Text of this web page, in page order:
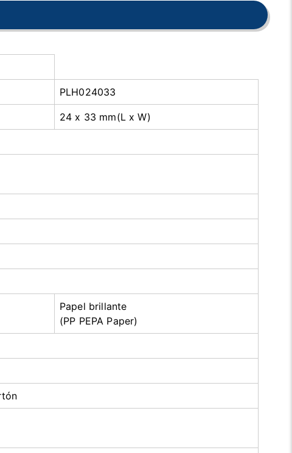
PLH024033
24 x 33 mm(L x W)
Papel brillante
(PP PEPA Paper)